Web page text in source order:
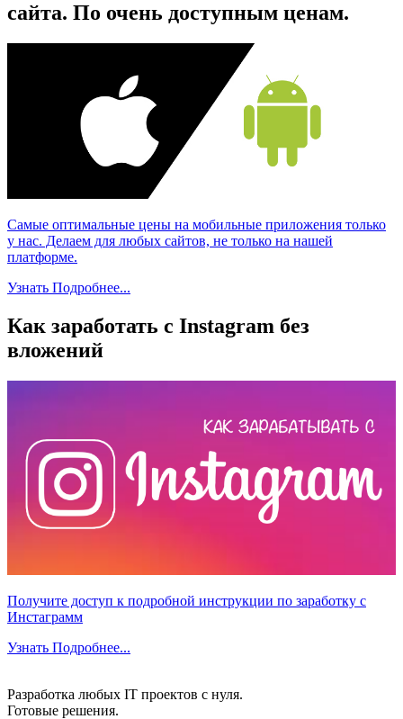
сайта. По очень доступным ценам.
Самые оптимальные цены на мобильные приложения только
у нас. Делаем для любых сайтов, не только на нашей
платформе.
Узнать Подробнее...
Как заработать с Instagram без
вложений
Получите доступ к подробной инструкции по заработку с
Инстаграмм
Узнать Подробнее...
Разработка любых IT проектов с нуля.
Готовые решения.